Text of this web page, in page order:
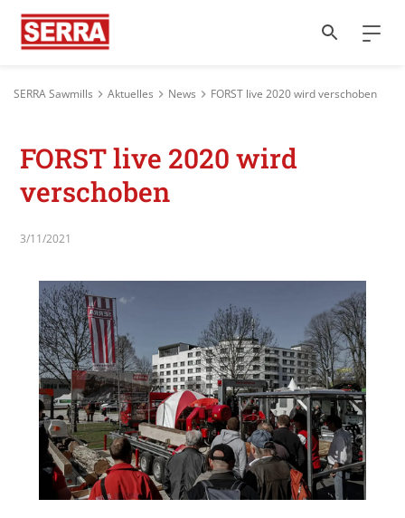
SERRA Sawmills Aktuelles News FORST live 2020 wird verschoben
FORST live 2020 wird
verschoben
3/11/2021